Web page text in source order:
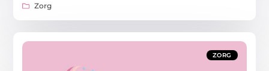
Zorg
ZORG